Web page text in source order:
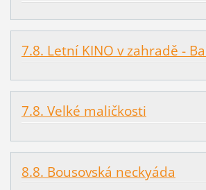
7.8. Letní KINO v zahradě -
7.8. Velké maličkosti
8.8. Bousovská neckyáda